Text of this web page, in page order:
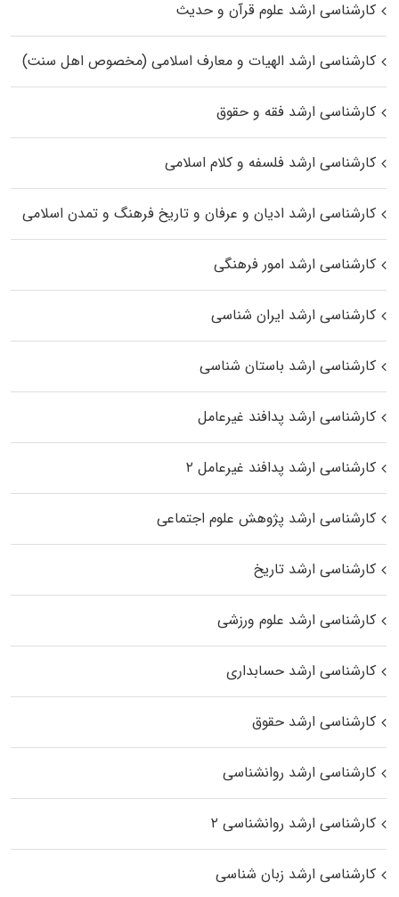
کارشناسی ارشد علوم قرآن و حدیث
کارشناسی ارشد الهیات و معارف اسلامی (مخصوص اهل سنت)
کارشناسی ارشد فقه و حقوق
کارشناسی ارشد فلسفه و کلام اسلامی
کارشناسی ارشد ادیان و عرفان و تاریخ فرهنگ و تمدن اسلامی
کارشناسی ارشد امور فرهنگی
کارشناسی ارشد ایران شناسی
کارشناسی ارشد باستان شناسی
کارشناسی ارشد پدافند غیرعامل
کارشناسی ارشد پدافند غیرعامل ۲
کارشناسی ارشد پژوهش علوم اجتماعی
کارشناسی ارشد تاریخ
کارشناسی ارشد علوم ورزشی
کارشناسی ارشد حسابداری
کارشناسی ارشد حقوق
کارشناسی ارشد روانشناسی
کارشناسی ارشد روانشناسی ۲
کارشناسی ارشد زبان شناسی